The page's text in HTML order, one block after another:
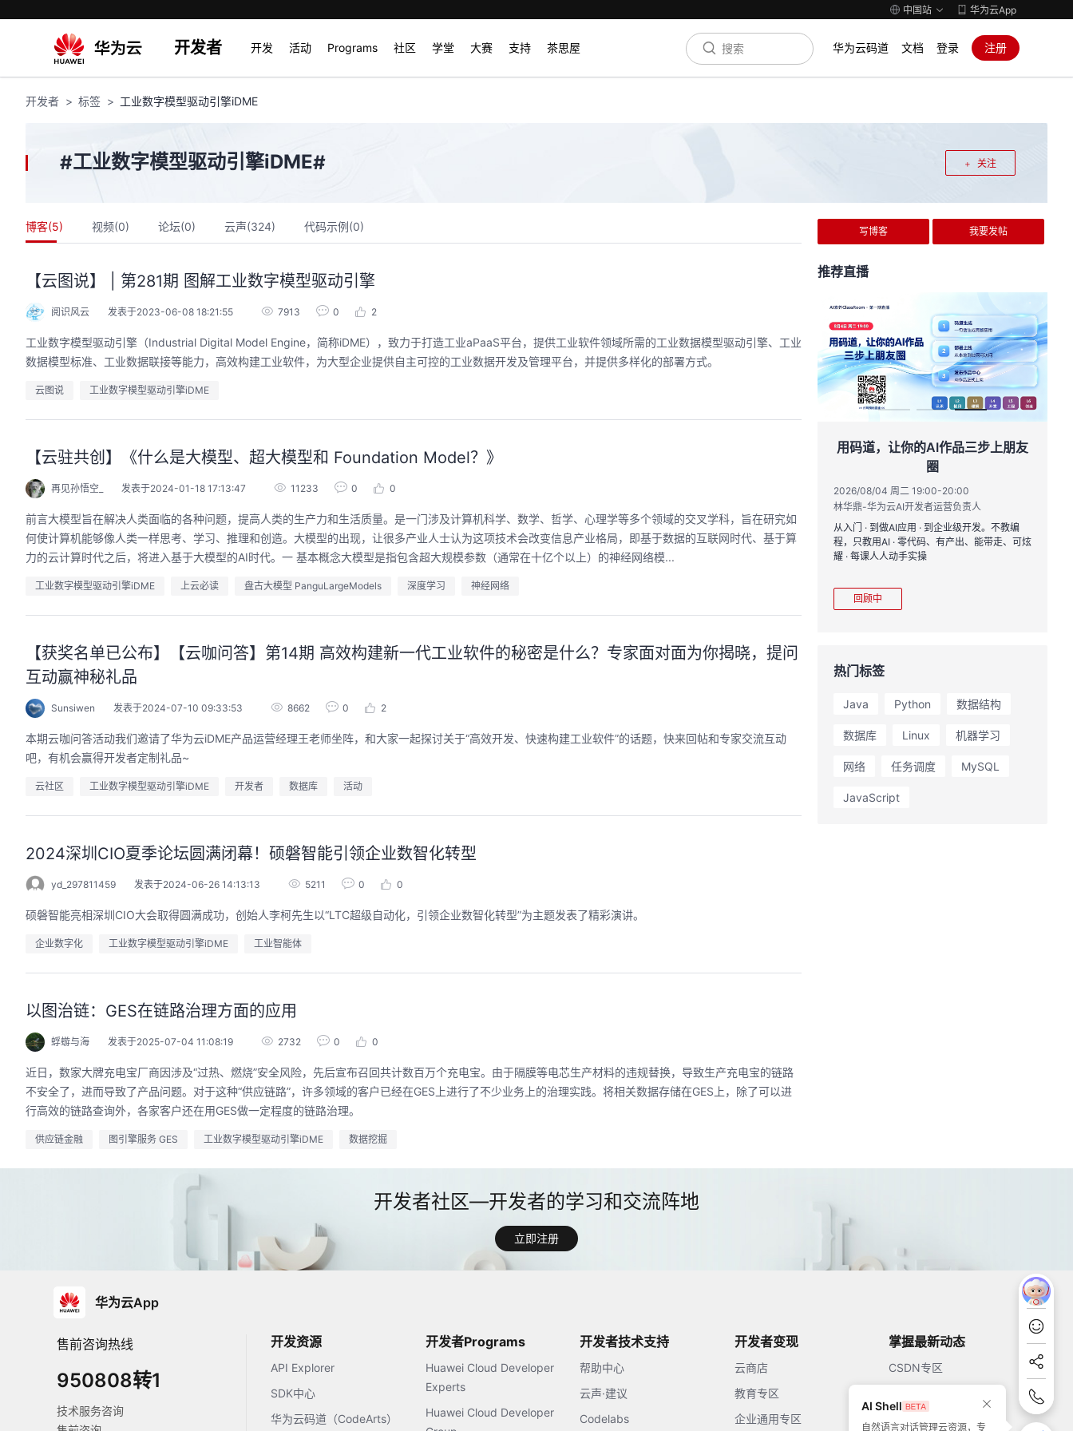
中国站 华为云App
开发者 开发 活动 Programs 社区 学堂 大赛 支持 茶思屋 华为云码道 文档 登录 注册
开发者 标签 工业数字模型驱动引擎iDME
关注
#工业数字模型驱动引擎iDME#
博客(5) 视频(0) 论坛(0) 云声(324) 代码示例(0)
【云图说】 | 第281期 图解工业数字模型驱动引擎
阅识风云 发表于2023-06-08 18:21:55 7913 0 2
工业数字模型驱动引擎（Industrial Digital Model Engine，简称iDME），致力于打造工业aPaaS平台，提供工业软件领域所需的工业数据模型驱动引擎、工业
数据模型标准、工业数据联接等能力，高效构建工业软件，为大型企业提供自主可控的工业数据开发及管理平台，并提供多样化的部署方式。
云图说 工业数字模型驱动引擎iDME
【云驻共创】《什么是大模型、超大模型和 Foundation Model？》
再见孙悟空_ 发表于2024-01-18 17:13:47 11233 0 0
前言大模型旨在解决人类面临的各种问题，提高人类的生产力和生活质量。是一门涉及计算机科学、数学、哲学、心理学等多个领域的交叉学科，旨在研究如
何使计算机能够像人类一样思考、学习、推理和创造。大模型的出现，让很多产业人士认为这项技术会改变信息产业格局，即基于数据的互联网时代、基于算
力的云计算时代之后，将进入基于大模型的AI时代。一 基本概念大模型是指包含超大规模参数（通常在十亿个以上）的神经网络模...
工业数字模型驱动引擎iDME 上云必读 盘古大模型 PanguLargeModels 深度学习 神经网络
【获奖名单已公布】【云咖问答】第14期 高效构建新一代工业软件的秘密是什么？专家面对面为你揭晓，提问
互动赢神秘礼品
Sunsiwen 发表于2024-07-10 09:33:53 8662 0 2
本期云咖问答活动我们邀请了华为云iDME产品运营经理王老师坐阵，和大家一起探讨关于“高效开发、快速构建工业软件”的话题，快来回帖和专家交流互动
吧，有机会赢得开发者定制礼品~
云社区 工业数字模型驱动引擎iDME 开发者 数据库 活动
2024深圳CIO夏季论坛圆满闭幕！硕磐智能引领企业数智化转型
yd_297811459 发表于2024-06-26 14:13:13 5211 0 0
硕磐智能亮相深圳CIO大会取得圆满成功，创始人李柯先生以“LTC超级自动化，引领企业数智化转型”为主题发表了精彩演讲。
企业数字化 工业数字模型驱动引擎iDME 工业智能体
以图治链：GES在链路治理方面的应用
蜉蝣与海 发表于2025-07-04 11:08:19 2732 0 0
近日，数家大牌充电宝厂商因涉及“过热、燃烧”安全风险，先后宣布召回共计数百万个充电宝。由于隔膜等电芯生产材料的违规替换，导致生产充电宝的链路
不安全了，进而导致了产品问题。对于这种“供应链路”，许多领域的客户已经在GES上进行了不少业务上的治理实践。将相关数据存储在GES上，除了可以进
行高效的链路查询外，各家客户还在用GES做一定程度的链路治理。
供应链金融 图引擎服务 GES 工业数字模型驱动引擎iDME 数据挖掘
写博客 我要发帖
推荐直播
码道，让你的AI作品三步上朋友
圈
08/04 周二 19:00-20:00
入门 · 到做AI应用 · 到企业级开发。不教编
，只教用AI · 零代码、有产出、能带走、可炫
· 每课人人动手实操
华为云码道Skill实战与极速交付，
智能开发全链路实战
2026/07/22 周三 19:00-21:00
直播深度解读华为云码道6月产品新特性，从S
kill市场安装专家技能，带你零距离体验从需
求，开发，审查，重构全链路闭环的开发过
从代码提交到服务上线的“极速”之旅。
聚开发者之力，创具身新未来
面向具身智能开发者，带您全流程体验机器人
本体R2C小时级接入、环境重建与轨迹生成仿
真数据生产、PB级数据管理、数据评测、模型
训推、强化学习和Benchmark一键评测等功
能，并体验业界主流具身模型应用。
用码道，让你的AI作品三步上朋友
从入门 · 到做AI应用 · 到企业级开发。不教编
程，只教用AI · 零代码、有产出、能带走、可炫
华为云码道Skill实战与极
2026/07/22 周三 19:00-21:00
直播深度解读华为云码道6月产品新
kill市场安装专家技能，带你零距离
求，开发，审查，重构全链路闭环的
热门标签
Java Python 数据结构
数据库 Linux 机器学习
网络 任务调度 MySQL
JavaScript
立即注册
华为云App
售前咨询热线
950808转1
技术服务咨询
开发资源
API Explorer
SDK中心
华为云码道（CodeArts）
开发者Programs
Huawei Cloud Developer
Experts
Huawei Cloud Developer
开发者技术支持
帮助中心
云声·建议
Codelabs
开发者变现
云商店
教育专区
企业通用专区
掌握最新动态
CSDN专区
AI Shell
自然语言对话管理云资源，专